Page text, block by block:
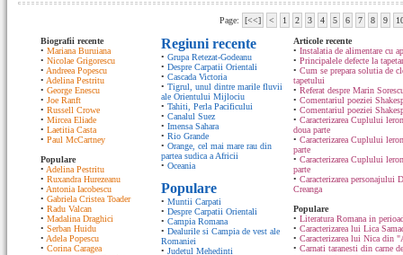
Page: [<<] < 1 2 3 4 5 6 7 8 9
Biografii recente
• Mariana Buruiana
• Nicolae Grigorescu
• Andreea Popescu
• Adelina Pestritu
• George Enescu
• Joe Ranft
• Russell Crowe
• Mircea Eliade
• Laetitia Casta
• Paul McCartney
Populare
• Adelina Pestritu
• Ruxandra Hurezeanu
• Antonia Iacobescu
• Gabriela Cristea Toader
• Radu Valcan
• Madalina Draghici
• Serban Huidu
• Adela Popescu
• Corina Caragea
Regiuni recente
• Grupa Retezat-Godeanu
• Despre Carpatii Orientali
• Cascada Victoria
• Tigrul, unul dintre marile fluvii
ale Orientului Mijlociu
• Tahiti, Perla Pacificului
• Canalul Suez
• Imensa Sahara
• Rio Grande
• Orange, cel mai mare rau din
partea sudica a Africii
• Oceania
Populare
• Muntii Carpati
• Despre Carpatii Orientali
• Campia Romana
• Dealurile si Campia de vest ale
Romaniei
• Judetul Mehedinti
Articole recente
• Instalatia de alimentare cu
• Principalele defecte la
• Cum se prepara solutia de
tapetului
• Referat despre Marin
• Comentariul poeziei
• Comentariul poeziei
• Caracterizarea Cuplului
doua parte
• Caracterizarea Cuplului
parte
• Caracterizarea Cuplului
parte
• Caracterizarea personajului
Creanga
Populare
• Literatura Romana in
• Caracterizarea lui Lica
• Caracterizarea lui Nica din
• Carnati taranesti din carne